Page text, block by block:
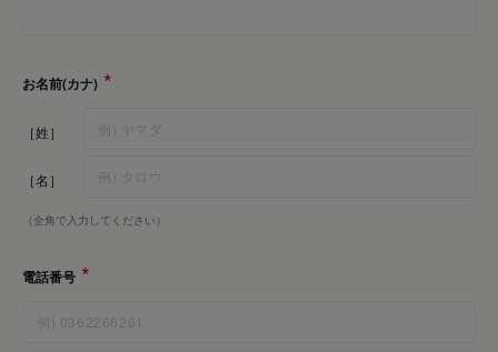
お名前(カナ)
［姓］
［名］
（全角で入力してください）
電話番号